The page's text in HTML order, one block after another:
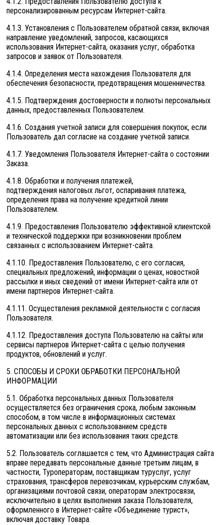
персонализированным ресурсам Интернет-сайта.
4.1.3. Установления с Пользователем обратной связи, включая
направление уведомлений, запросов, касающихся
использования Интернет-сайта, оказания услуг, обработка
запросов и заявок от Пользователя.
4.1.4. Определения места нахождения Пользователя для
обеспечения безопасности, предотвращения мошенничества.
4.1.5. Подтверждения достоверности и полноты персональных
данных, предоставленных Пользователем.
4.1.6. Создания учетной записи для совершения покупок, если
Пользователь дал согласие на создание учетной записи.
4.1.7. Уведомления Пользователя Интернет-сайта о состоянии
Заказа.
4.1.8. Обработки и получения платежей,
подтверждения налоговых льгот, оспаривания платежа,
определения права на получение кредитной линии
Пользователем.
4.1.9. Предоставления Пользователю эффективной клиентской
и технической поддержки при возникновении проблем
связанных с использованием Интернет-сайта.
4.1.10. Предоставления Пользователю, с его согласия,
специальных предложений, информации о ценах, новостной
рассылки и иных сведений от имени Интернет-сайта или от
имени партнеров Интернет-сайта.
4.1.11. Осуществления рекламной деятельности с согласия
Пользователя.
4.1.12. Предоставления доступа Пользователю на сайты или
сервисы партнеров Интернет-сайта с целью получения
продуктов, обновлений и услуг.
5. СПОСОБЫ И СРОКИ ОБРАБОТКИ ПЕРСОНАЛЬНОЙ
ИНФОРМАЦИИ
5.1. Обработка персональных данных Пользователя
осуществляется без ограничения срока, любым законным
способом, в том числе в информационных системах
персональных данных с использованием средств
автоматизации или без использования таких средств.
5.2. Пользователь соглашается с тем, что Администрация сайта
вправе передавать персональные данные третьим лицам, в
частности, Туроператорам, поставщикам туруслуг, услуг
страхования, трансферов перевозчикам, курьерским службам,
организациями почтовой связи, операторам электросвязи,
исключительно в целях выполнения заказа Пользователя,
оформленного в Интернет-сайте «Объединение турист»,
включая доставку Товара.